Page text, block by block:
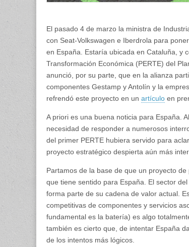
El pasado 4 de marzo la ministra de
con Seat-Volkswagen e Iberdrola para
en España. Estaría ubicada en Cataluña, y
Transformación Económica (PERTE) del
anunció, por su parte, que en la alianza
componentes Gestamp y Antolín y la
refrendó este proyecto en un artículo en
A priori es una buena noticia para España.
necesidad de responder a numerosos
del primer PERTE hubiera servido para
proyecto estratégico despierta aún más
Partamos de la base de que un proyecto
que tiene sentido para España. El sector
forma parte de su cadena de valor actual.
competitivas de componentes y servicios
fundamental es la batería) es algo
también es cierto que, de intentar España
de los intentos más lógicos.